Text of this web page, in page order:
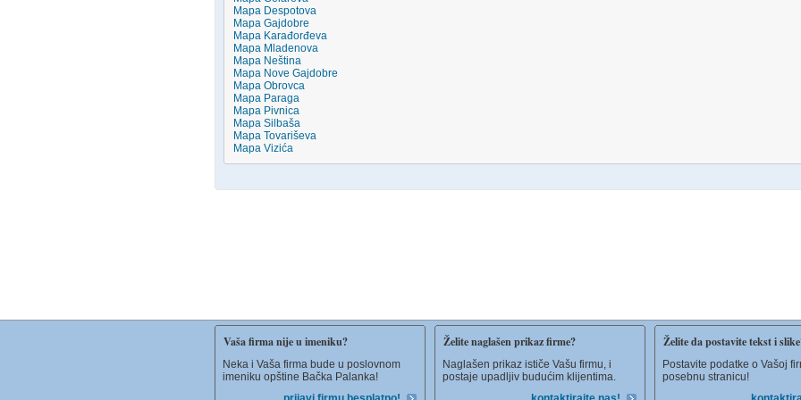
Mapa Despotova
Mapa Gajdobre
Mapa Karađorđeva
Mapa Mladenova
Mapa Neština
Mapa Nove Gajdobre
Mapa Obrovca
Mapa Paraga
Mapa Pivnica
Mapa Silbaša
Mapa Tovariševa
Mapa Vizića
Vaša firma nije u imeniku?
Neka i Vaša firma bude u poslovnom
imeniku opštine Bačka Palanka!
Želite naglašen prikaz firme?
Naglašen prikaz ističe Vašu firmu, i
postaje upadljiv budućim klijentima.
Želite da postavite tekst i
Postavite podatke o Vašoj
posebnu stranicu!